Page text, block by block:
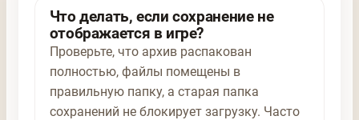
Что делать, если сохранение не
отображается в игре?
Проверьте, что архив распакован
полностью, файлы помещены в
правильную папку, а старая папка
сохранений не блокирует загрузку. Часто